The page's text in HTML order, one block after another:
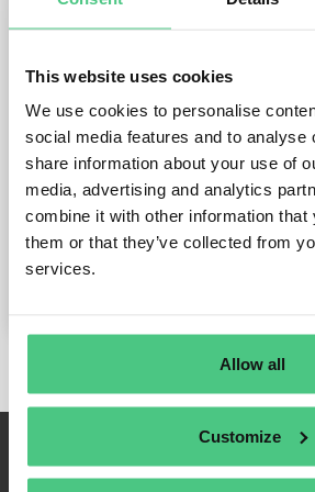
This website uses cookies
We use cookies to personalise
social media features and to analyse
share information about your use of
media, advertising and analytics
combine it with other information that
them or that they’ve collected from
services.
Allow all
Customize
mittelständische
Die Heimbach-Gruppe
Publicado el 1 de octubre de 2024
Stefan Körfer, Director de Cumplimiento
de la Sostenibilidad del Grupo
entrevista con osapiens sobre los
control y las soluciones de la Ley de
Consumidores.